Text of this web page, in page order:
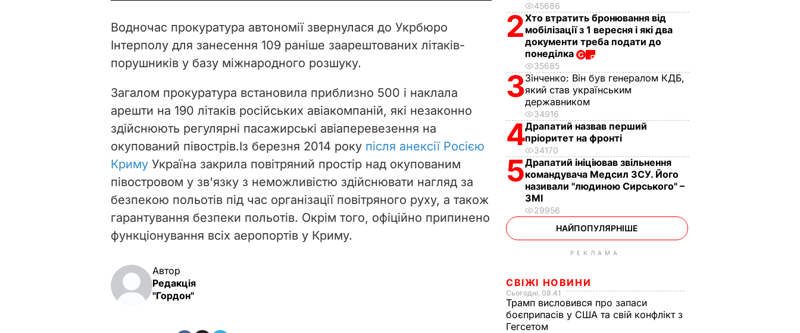
i
d
e
o
Водночас прокуратура автономії звернулася до Укрбюро
Інтерполу для занесення 109 раніше заарештованих літаків-
порушників у базу міжнародного розшуку.
Загалом прокуратура встановила приблизно 500 і наклала
арешти на 190 літаків російських авіакомпаній, які незаконно
здійснюють регулярні пасажирські авіаперевезення на
окупований півострів.Із березня 2014 року після анексії Росією
Криму Україна закрила повітряний простір над окупованим
півостровом у зв'язку з неможливістю здійснювати нагляд за
безпекою польотів під час організації повітряного руху, а також
гарантування безпеки польотів. Окрім того, офіційно припинено
функціонування всіх аеропортів у Криму.
Автор
Редакція
"Гордон"
45686
2Хто втратить бронювання від
мобілізації з 1 вересня і які два
документи треба подати до
понеділка
35685
3Зінченко: Він був генералом КДБ,
який став українським
державником
34916
4Драпатий назвав перший
пріоритет на фронті
34170
5Драпатий ініціював звільнення
командувача Медсил ЗСУ. Його
називали "людиною Сирського" –
ЗМІ
29956
НАЙПОПУЛЯРНІШЕ
РЕКЛАМА
СВІЖІ НОВИНИ
Сьогодні, 08.41
Трамп висловився про запаси
боєприпасів у США та свій конфлікт з
Гегсетом